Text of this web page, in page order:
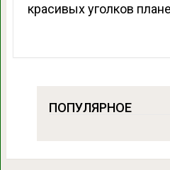
красивых уголков
ПОПУЛЯРНОЕ